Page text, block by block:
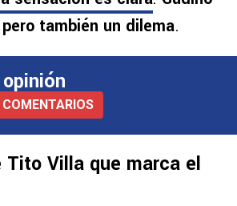
también un dilema.
Tito Villa que marca el